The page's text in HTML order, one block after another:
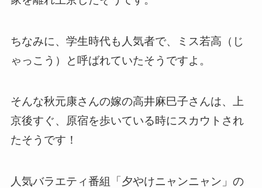
ちなみに、学生時代も人気者で、ミス若高（じ
ゃっこう）と呼ばれていたそうですよ。
そんな秋元康さんの嫁の高井麻巳子さんは、上
京後すぐ、原宿を歩いている時にスカウトされ
たそうです！
人気バラエティ番組「夕やけニャンニャン」の